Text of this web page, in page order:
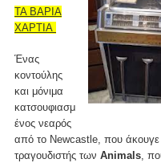
ΤΑ ΒΑΡΙΑ
ΧΑΡΤΙΑ
Ένας
κοντούλης
και μόνιμα
κατσουφιασμ
ένος νεαρός
από το Newcastle, που
τραγουδιστής των Animals,